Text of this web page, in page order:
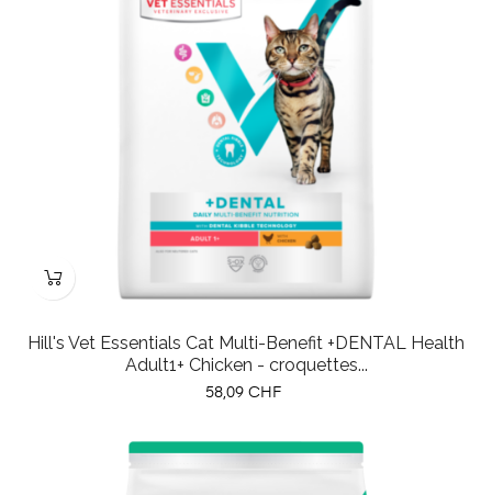
Hill's Vet Essentials Cat Multi-Benefit +DENTAL Health
Adult1+ Chicken - croquettes...
Prix
58,09 CHF